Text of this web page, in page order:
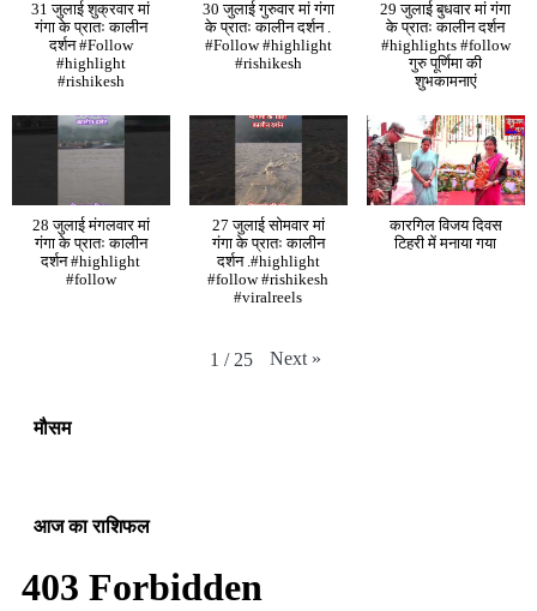
31 जुलाई शुक्रवार मां
गंगा के प्रातः कालीन
दर्शन #Follow
#highlight
#rishikesh
30 जुलाई गुरुवार मां गंगा
के प्रातः कालीन दर्शन .
#Follow #highlight
#rishikesh
29 जुलाई बुधवार मां गंगा
के प्रातः कालीन दर्शन
#highlights #follow
गुरु पूर्णिमा की
शुभकामनाएं
28 जुलाई मंगलवार मां
गंगा के प्रातः कालीन
दर्शन #highlight
#follow
27 जुलाई सोमवार मां
गंगा के प्रातः कालीन
दर्शन .#highlight
#follow #rishikesh
#viralreels
कारगिल विजय दिवस
टिहरी में मनाया गया
1 / 25 Next »
मौसम
आज का राशिफल